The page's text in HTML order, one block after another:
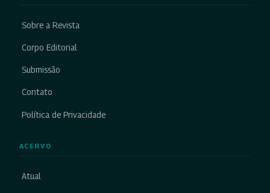
Sobre a Revista
Corpo Editorial
Submissão
Contato
Política de Privacidade
ACERVO
Atual